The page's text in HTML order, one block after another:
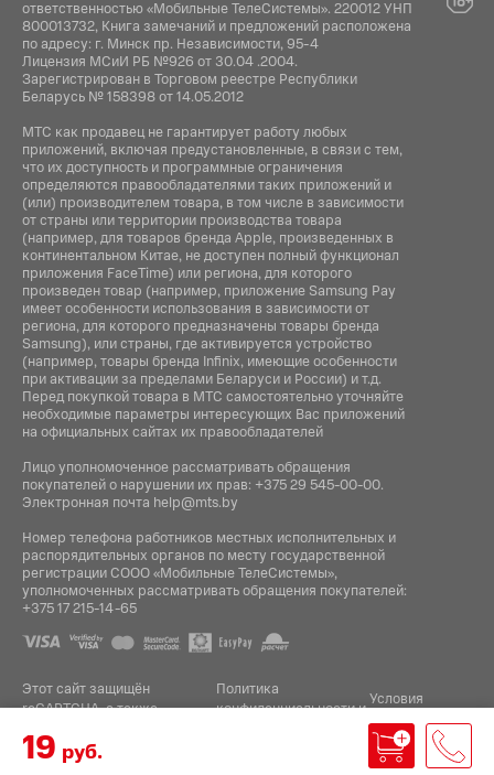
19 руб.
ответственностью «Мобильные ТелеСистемы». 220012 УНП
800013732, Книга замечаний и предложений расположена
по адресу: г. Минск пр. Независимости, 95-4
Лицензия МСиИ РБ №926 от 30.04 .2004.
Зарегистрирован в Торговом реестре Республики
Беларусь № 158398 от 14.05.2012
МТС как продавец не гарантирует работу любых
приложений, включая предустановленные, в связи с тем,
что их доступность и программные ограничения
определяются правообладателями таких приложений и
(или) производителем товара, в том числе в зависимости
от страны или территории производства товара
(например, для товаров бренда Apple, произведенных в
континентальном Китае, не доступен полный функционал
приложения FaceTime) или региона, для которого
произведен товар (например, приложение Samsung Pay
имеет особенности использования в зависимости от
региона, для которого предназначены товары бренда
Samsung), или страны, где активируется устройство
(например, товары бренда Infiniх, имеющие особенности
при активации за пределами Беларуси и России) и т.д.
Перед покупкой товара в МТС самостоятельно уточняйте
необходимые параметры интересующих Вас приложений
на официальных сайтах их правообладателей
Лицо уполномоченное рассматривать обращения
покупателей о нарушении их прав: +375 29 545-00-00.
Электронная почта help@mts.by
Номер телефона работников местных исполнительных и
распорядительных органов по месту государственной
регистрации СООО «Мобильные ТелеСистемы»,
уполномоченных рассматривать обращения покупателей:
+375 17 215-14-65
Этот сайт защищён
reCAPTCHA, а также
Политика
конфиденциальностииУсловия
.
Разработка интернет-магазина